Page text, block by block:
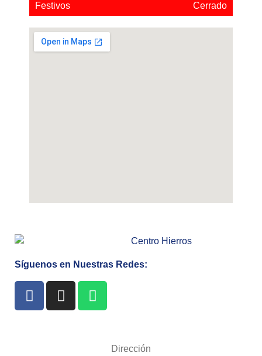
Festivos Cerrado
Síguenos en Nuestras Redes:
Dirección